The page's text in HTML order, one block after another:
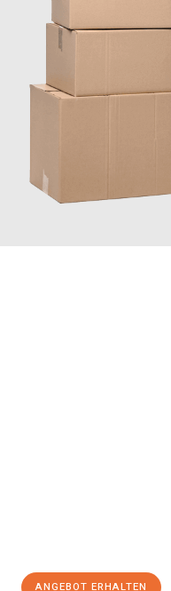
ANGEBOT ERHALTEN